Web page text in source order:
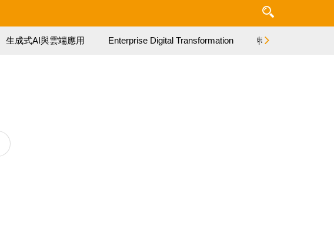
生成式AI與雲端應用 Enterprise Digital Transformation 特集